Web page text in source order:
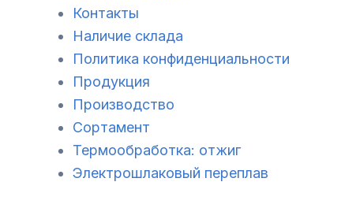
Контакты
Наличие склада
Политика конфиденциальности
Продукция
Производство
Сортамент
Термообработка: отжиг
Электрошлаковый переплав